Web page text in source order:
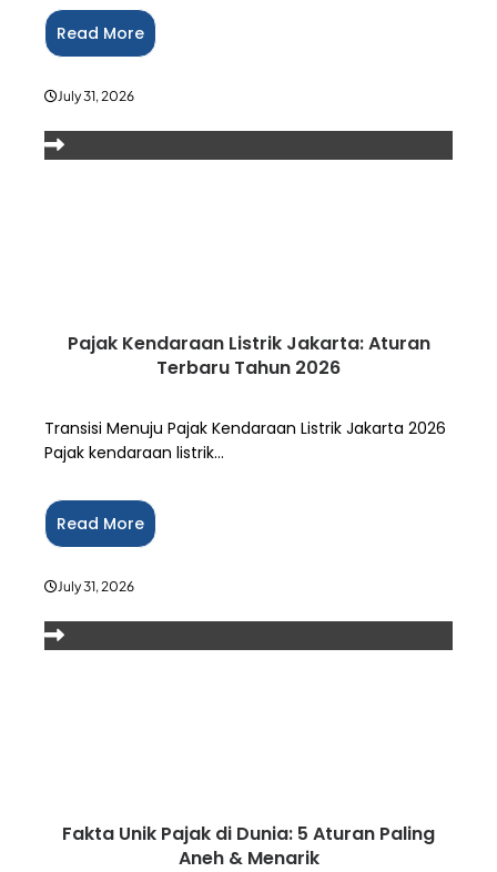
Read More
July 31, 2026
Pajak Kendaraan Listrik Jakarta: Aturan
Terbaru Tahun 2026
Transisi Menuju Pajak Kendaraan Listrik Jakarta 2026
Pajak kendaraan listrik...
Read More
July 31, 2026
Fakta Unik Pajak di Dunia: 5 Aturan Paling
Aneh & Menarik